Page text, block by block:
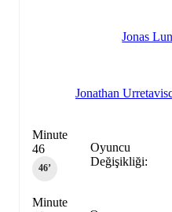
Jonas
Jonathan
Oyuncu
Değişikliği:
Minute
46
46‎’‎
Minute